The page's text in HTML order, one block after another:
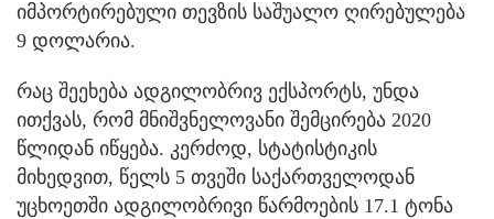
იმპორტირებული თევზის საშუალო ღირებულება
9 დოლარია.
რაც შეეხება ადგილობრივ ექსპორტს, უნდა
ითქვას, რომ მნიშვნელოვანი შემცირება 2020
წლიდან იწყება. კერძოდ, სტატისტიკის
მიხედვით, წელს 5 თვეში საქართველოდან
უცხოეთში ადგილობრივი წარმოების 17.1 ტონა